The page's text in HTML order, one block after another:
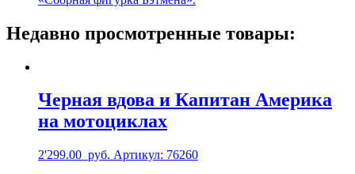
Недавно просмотренные товары:
Черная вдова и Капитан Америка
на мотоциклах
2'299.00 руб. Артикул: 76260